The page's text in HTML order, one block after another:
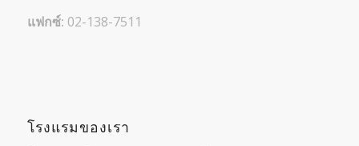
แฟกซ์: 02-138-7511
โรงแรมของเรา